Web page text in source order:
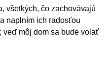
všetkých, čo zachovávajú
naplním ich radosťou
veď môj dom sa bude volať